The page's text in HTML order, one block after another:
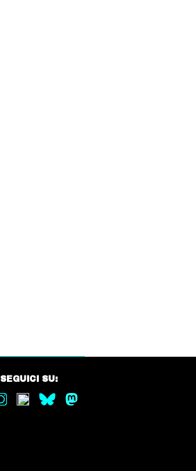
SEGUICI SU: